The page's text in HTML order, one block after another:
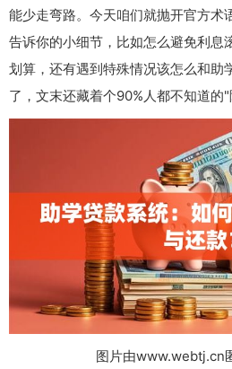
能少走弯路。今天咱们就抛开官方术
告诉你的小细节，比如怎么避免利息
划算，还有遇到特殊情况该怎么和助
了，文末还藏着个90%人都不知道的"
图片由www.webtj.cn